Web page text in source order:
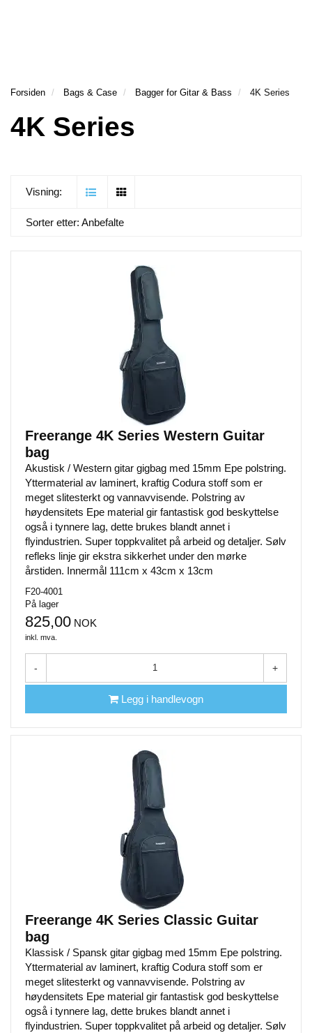
Forsiden Bags & Case Bagger for Gitar & Bass 4K Series
4K Series
Visning:
Sorter etter: Anbefalte
Freerange 4K Series Western Guitar
bag
Akustisk / Western gitar gigbag med 15mm Epe polstring.
Yttermaterial av laminert, kraftig Codura stoff som er
meget slitesterkt og vannavvisende. Polstring av
høydensitets Epe material gir fantastisk god beskyttelse
også i tynnere lag, dette brukes blandt annet i
flyindustrien. Super toppkvalitet på arbeid og detaljer. Sølv
refleks linje gir ekstra sikkerhet under den mørke
årstiden. Innermål 111cm x 43cm x 13cm
F20-4001
På lager
825,00 NOK
inkl. mva.
- +
Legg i handlevogn
Freerange 4K Series Classic Guitar
bag
Klassisk / Spansk gitar gigbag med 15mm Epe polstring.
Yttermaterial av laminert, kraftig Codura stoff som er
meget slitesterkt og vannavvisende. Polstring av
høydensitets Epe material gir fantastisk god beskyttelse
også i tynnere lag, dette brukes blandt annet i
flyindustrien. Super toppkvalitet på arbeid og detaljer. Sølv